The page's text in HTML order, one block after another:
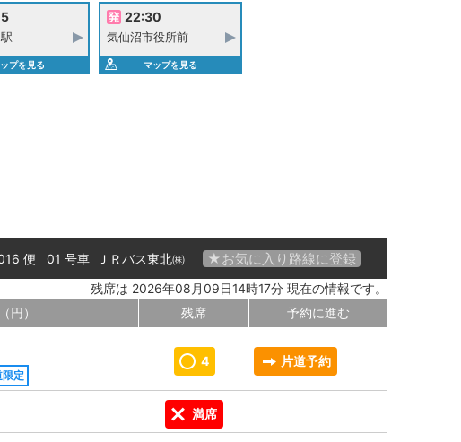
プを見る
22:30
気仙沼市役所前
マップを見る
★お気に入り路線に登録
便 01 号車 ＪＲバス東北㈱
残席は 2026年08月09日14時17分 現在の情報です。
円） 残席 予約に進む
限定
4 片道予約
満席